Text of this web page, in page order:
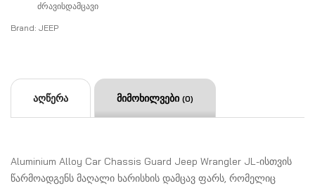
Ძრავისდამცავი
Brand: JEEP
აღწერა მიმოხილვები (0)
Aluminium Alloy Car Chassis Guard Jeep Wrangler JL-ისთვის
წარმოადგენს მაღალი ხარისხის დამცავ ფარს, რომელიც